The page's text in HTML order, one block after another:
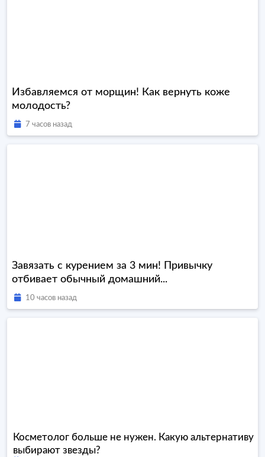
Избавляемся от морщин! Как вернуть коже
молодость?
7 часов назад
Завязать с курением за 3 мин! Привычку
отбивает обычный домашний...
10 часов назад
Косметолог больше не нужен. Какую альтернативу
выбирают звезды?